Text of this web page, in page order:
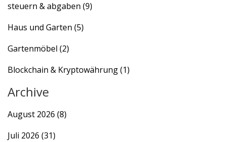
steuern & abgaben (9)
Haus und Garten (5)
Gartenmöbel (2)
Blockchain & Kryptowährung(1)
Archive
August 2026 (8)
Juli 2026 (31)